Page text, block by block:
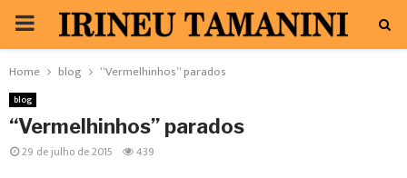
PRIMARY
MENU
Home blog “Vermelhinhos” parados
blog
“Vermelhinhos” parados
29 de julho de 2015 439